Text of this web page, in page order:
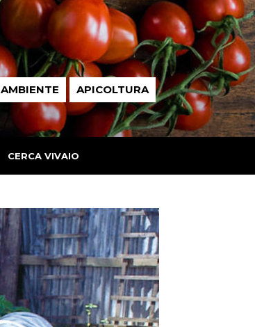
AMBIENTE APICOLTURA
CERCA VIVAIO